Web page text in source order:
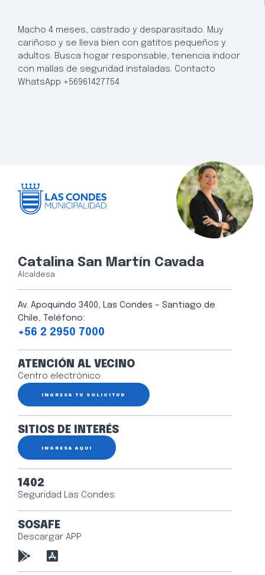
Macho 4 meses, castrado y desparasitado. Muy
cariñoso y se lleva bien con gatitos pequeños y
adultos. Busca hogar responsable, tenencia indoor
con mallas de seguridad instaladas. Contacto
WhatsApp +56961427754
Catalina San Martín Cavada
Alcaldesa
Av. Apoquindo 3400, Las Condes – Santiago de
Chile, Teléfono:
+56 2 2950 7000
ATENCIÓN AL VECINO
Centro electrónico
INGRESA TU SOLICITUD
SITIOS DE INTERÉS
INGRESA AQUÍ
1402
Seguridad Las Condes
SOSAFE
Descargar APP